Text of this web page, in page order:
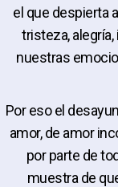
el que despierta
tristeza, alegría,
nuestras
Por eso el
amor, de amor
por parte de
muestra de